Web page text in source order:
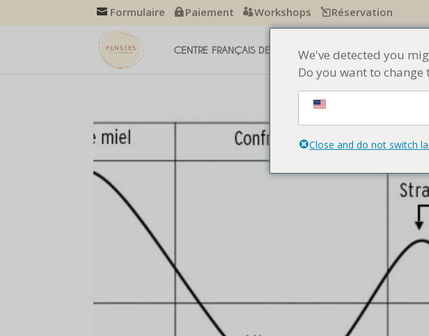
Formulaire Paiement Workshops Réservation
CENTRE FRANÇAIS DE THÉRAPIE À BARCELONE NOTRE
We've detected you
Do you want to change
Close and do not switch